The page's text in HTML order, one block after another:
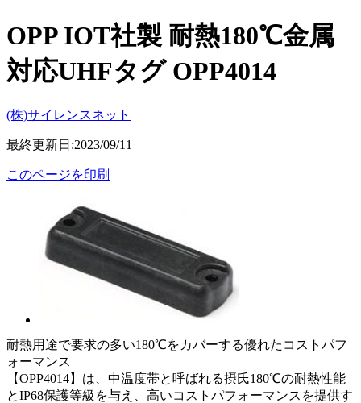
OPP IOT社製 耐熱180℃金属
対応UHFタグ OPP4014
(株)サイレンスネット
最終更新日:2023/09/11
このページを印刷
耐熱用途で要求の多い180℃をカバーする優れたコストパフ
ォーマンス
【OPP4014】は、中温度帯と呼ばれる摂氏180℃の耐熱性能
とIP68保護等級を与え、高いコストパフォーマンスを提供す